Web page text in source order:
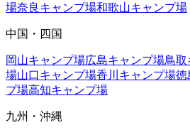
場奈良 キャンプ場和歌山キャンプ場
中国・四国
岡山キャンプ場広島キャンプ場鳥取
場山口キャンプ場香川 キャンプ場徳
プ場高知キャンプ場
九州・沖縄